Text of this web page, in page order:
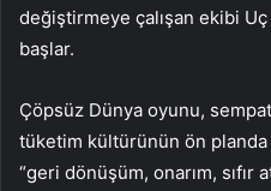
değiştirmeye çalışan ekibi
başlar.
Çöpsüz Dünya oyunu,
tüketim kültürünün ön
“geri dönüşüm, onarım, sıfır